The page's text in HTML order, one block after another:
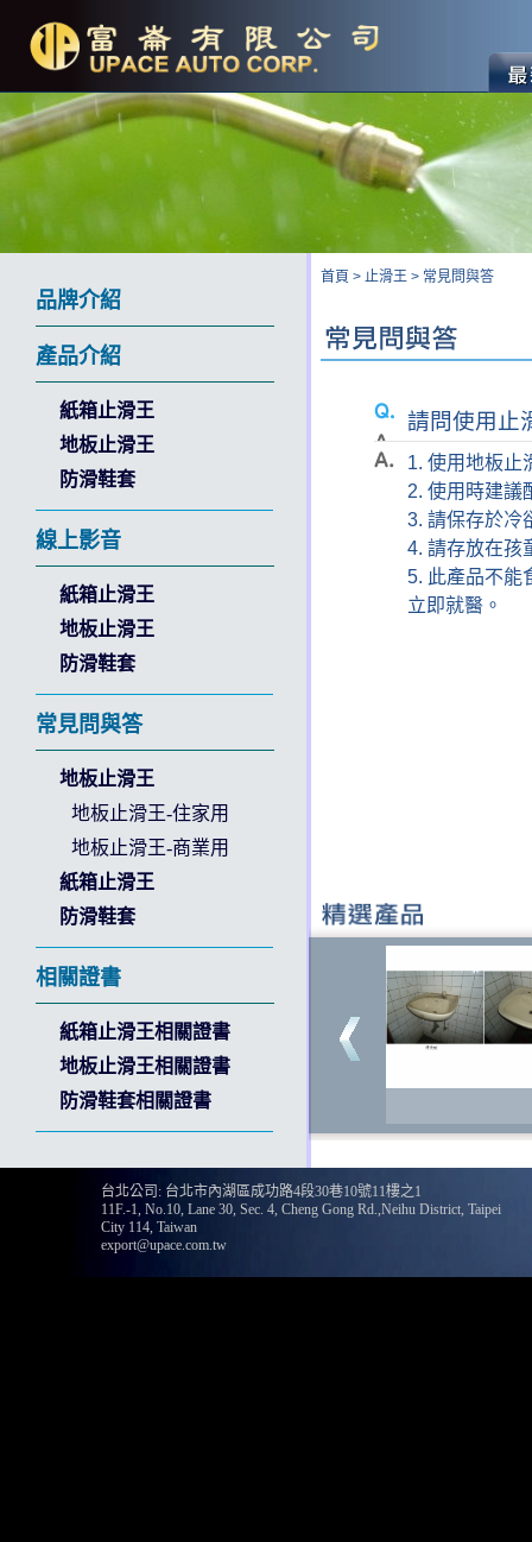
品牌介紹
產品介紹
紙箱止滑王
地板止滑王
防滑鞋套
線上影音
紙箱止滑王
地板止滑王
防滑鞋套
常見問與答
地板止滑王
地板止滑王-住家用
地板止滑王-商業用
紙箱止滑王
防滑鞋套
相關證書
紙箱止滑王相關證書
地板止滑王相關證書
防滑鞋套相關證書
首頁 > 止滑王 > 常見問與答
請問使用止
1. 使用地板止
2. 使用時建議
3. 請保存於冷
4. 請存放在孩
5. 此產品不能
立即就醫。
台北公司: 台北市內湖區成功路4段30巷10號11樓之1
11F.-1, No.10, Lane 30, Sec. 4, Cheng Gong Rd.,Neihu District, Taipei
City 114, Taiwan
export@upace.com.tw